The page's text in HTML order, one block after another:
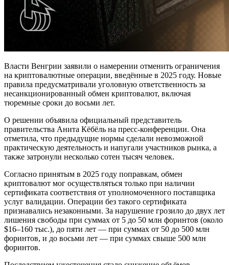
Власти Венгрии заявили о намерении отменить ограничения
на криптовалютные операции, введённые в 2025 году. Новые
правила предусматривали уголовную ответственность за
несанкционированный обмен криптовалют, включая
тюремные сроки до восьми лет.
О решении объявила официальный представитель
правительства Анита Кёбёль на пресс-конференции. Она
отметила, что предыдущие нормы сделали невозможной
практическую деятельность и напугали участников рынка, а
также затронули несколько сотен тысяч человек.
Согласно принятым в 2025 году поправкам, обмен
криптовалют мог осуществляться только при наличии
сертификата соответствия от уполномоченного поставщика
услуг валидации. Операции без такого сертификата
признавались незаконными. За нарушение грозило до двух лет
лишения свободы при суммах от 5 до 50 млн форинтов (около
$16–160 тыс.), до пяти лет — при суммах от 50 до 500 млн
форинтов, и до восьми лет — при суммах свыше 500 млн
форинтов.